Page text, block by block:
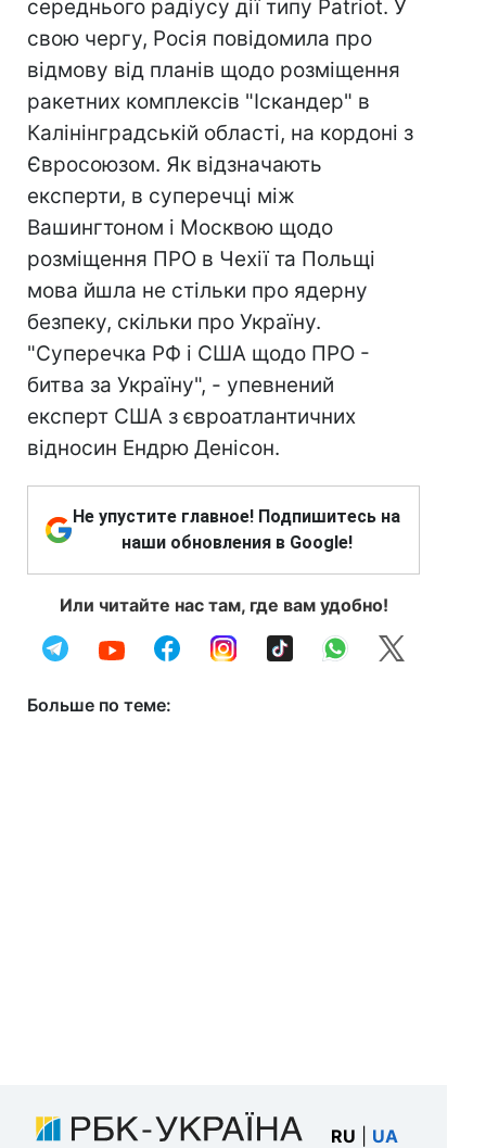
середнього радіусу дії типу Patriot. У
свою чергу, Росія повідомила про
відмову від планів щодо розміщення
ракетних комплексів "Іскандер" в
Калінінградській області, на кордоні з
Євросоюзом. Як відзначають
експерти, в суперечці між
Вашингтоном і Москвою щодо
розміщення ПРО в Чехії та Польщі
мова йшла не стільки про ядерну
безпеку, скільки про Україну.
"Суперечка РФ і США щодо ПРО -
битва за Україну", - упевнений
експерт США з євроатлантичних
відносин Ендрю Денісон.
Не упустите главное! Подпишитесь на
наши обновления в Google!
Или читайте нас там, где вам удобно!
Больше по теме:
RU UA